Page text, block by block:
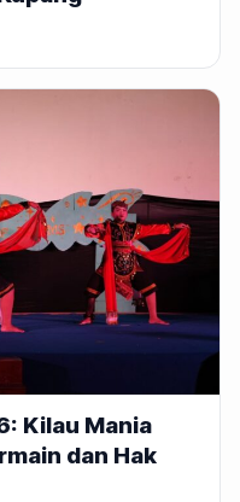
Kilau Mania
dan Hak